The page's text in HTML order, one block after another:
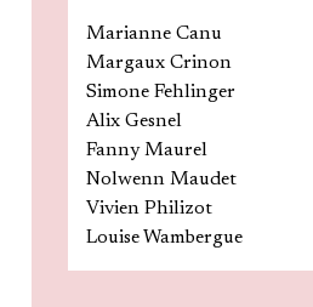
Marianne Canu
Margaux Crinon
Simone Fehlinger
Alix Gesnel
Fanny Maurel
Nolwenn Maudet
Vivien Philizot
Louise Wambergue